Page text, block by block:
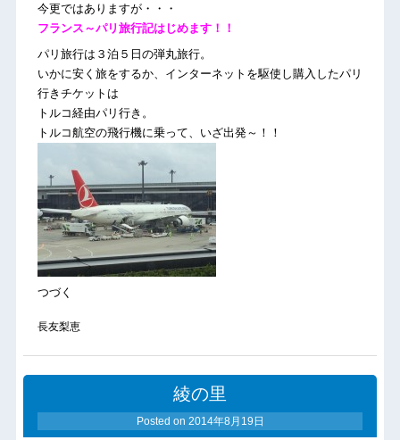
今更ではありますが・・・
フランス～パリ旅行記はじめます！！
パリ旅行は３泊５日の弾丸旅行。
いかに安く旅をするか、インターネットを駆使し購入したパリ
行きチケットは
トルコ経由パリ行き。
トルコ航空の飛行機に乗って、いざ出発～！！
つづく
長友梨恵
綾の里
Posted on 2014年8月19日